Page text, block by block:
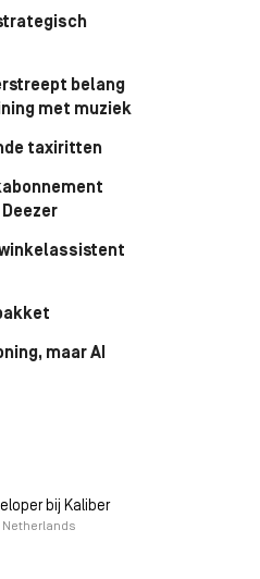
belang
met muziek
taxiritten
maar AI
bij Kaliber
Netherlands